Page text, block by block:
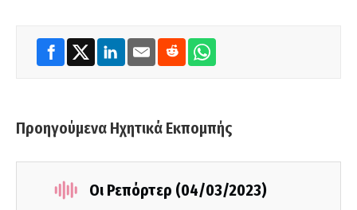
Προηγούμενα Ηχητικά Εκπομπής
Οι Ρεπόρτερ (04/03/2023)